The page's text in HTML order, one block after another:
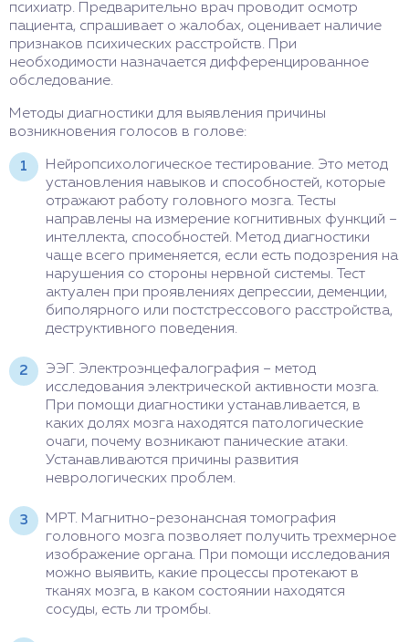
психиатр. Предварительно врач проводит осмотр
пациента, спрашивает о жалобах, оценивает наличие
признаков психических расстройств. При
необходимости назначается дифференцированное
обследование.
Методы диагностики для выявления причины
возникновения голосов в голове:
Нейропсихологическое тестирование. Это метод
установления навыков и способностей, которые
отражают работу головного мозга. Тесты
направлены на измерение когнитивных функций –
интеллекта, способностей. Метод диагностики
чаще всего применяется, если есть подозрения на
нарушения со стороны нервной системы. Тест
актуален при проявлениях депрессии, деменции,
биполярного или постстрессового расстройства,
деструктивного поведения.
ЭЭГ. Электроэнцефалография – метод
исследования электрической активности мозга.
При помощи диагностики устанавливается, в
каких долях мозга находятся патологические
очаги, почему возникают панические атаки.
Устанавливаются причины развития
неврологических проблем.
МРТ. Магнитно-резонансная томография
головного мозга позволяет получить трехмерное
изображение органа. При помощи исследования
можно выявить, какие процессы протекают в
тканях мозга, в каком состоянии находятся
сосуды, есть ли тромбы.